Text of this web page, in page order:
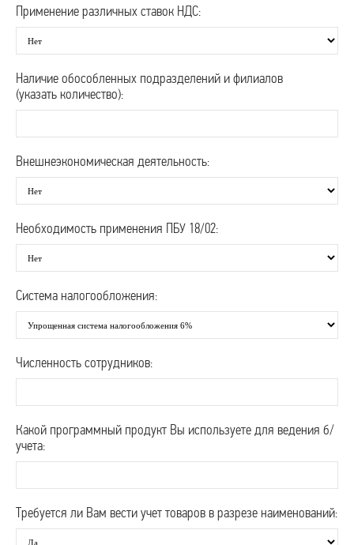
«ОСОБЫЙ» от 12 000 руб./мес.
Пакет «ОСОБЫЙ» предполагает
50 операций в месяц, до 3 сотрудников
Применение различных ставок НДС:
Наличие обособленных подразделений и филиалов
(указать количество):
Внешнеэкономическая деятельность:
Необходимость применения ПБУ 18/02:
Система налогообложения:
Численность сотрудников:
Какой программный продукт Вы используете для ведения б/
учета:
Требуется ли Вам вести учет товаров в разрезе наименований: